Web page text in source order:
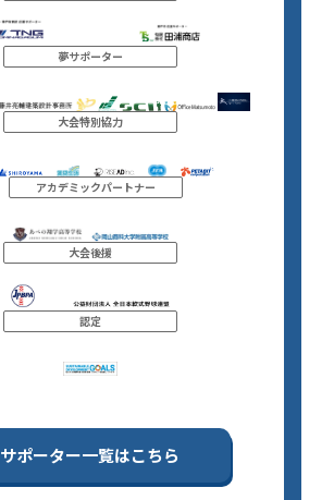
夢サポーター
大会特別協力
アカデミックパートナー
大会後援
認定
サポーター一覧はこちら